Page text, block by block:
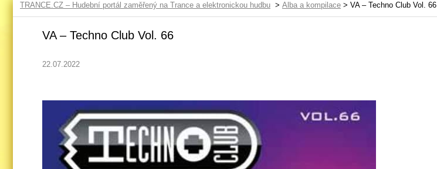
TRANCE.CZ – Hudební portál zaměřený na Trance a elektronickou hudbu > Alba a kompilace > VA – Techno Club Vol. 66
VA – Techno Club Vol. 66
22.07.2022